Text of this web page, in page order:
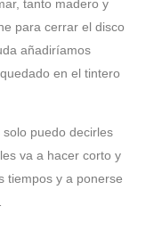
tanto madero y
para cerrar el disco
añadiríamos
en el tintero
solo puedo decirles
va a hacer corto y
tiempos y a ponerse